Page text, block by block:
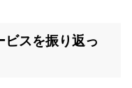
ビスを振り返っ